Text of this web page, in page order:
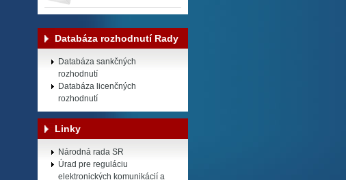
Databáza rozhodnutí Rady
Databáza sankčných
rozhodnutí
Databáza licenčných
rozhodnutí
Linky
Národná rada SR
Úrad pre reguláciu
elektronických komunikácií a